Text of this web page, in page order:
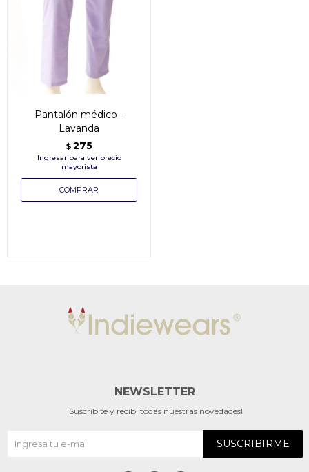
Pantalón médico -
Lavanda
$ 275
NEWSLETTER
¡Suscribite y recibí todas nuestras novedades!
SUSCRIBIRME